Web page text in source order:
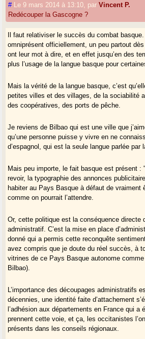
# Le 9 mars 2014 à 13:10 parVincent P.
Redécouper la Gascogne ?
Il faut relativiser le succès du combat
omniprésent officiellement, un peu partout
ont leur mot à dire, et en effet jusqu’en des
plus l’usage de la langue basque pour
Mais la vérité de la langue basque, c’est
petites villes et des villages, de la sociabilité
des coopératives, des ports de pêche.
Je reviens de Bilbao qui est une ville que
qu’une personne puisse y vivre en ne
d’espagnol, qui est la seule langue parlée par
Mais peu importe, le fait basque est présent :
revoir, la typographie des annonces
habiter au Pays Basque à défaut de vraiment
comme on pourrait l’attendre.
Or, cette politique est la conséquence directe
administratif. C’est la mise en place
donné qui a permis cette reconquête
avez compris que je doute du réel succès, à
vitrines de ce Pays Basque autonome
Bilbao).
L’importance des découpages administratifs
décennies, une identité faite d’attachement
l’adhésion aux départements en France qui a
prennent cette voie, et ça, les occitanistes
présents dans les conseils régionaux.